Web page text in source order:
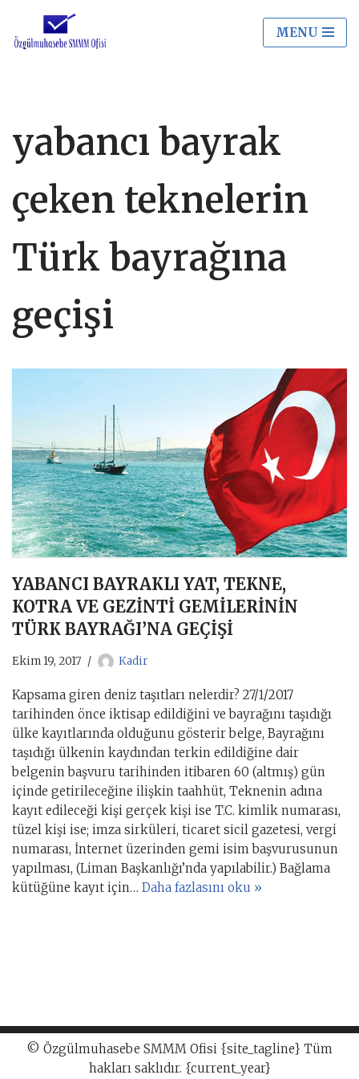
İçeriğe
MENU
yabancı bayrak
çeken teknelerin
Türk bayrağına
geçişi
YABANCI BAYRAKLI YAT, TEKNE,
KOTRA VE GEZİNTİ GEMİLERİNİN
TÜRK BAYRAĞI’NA GEÇİŞİ
Ekim 19, 2017 Kadir
Kapsama giren deniz taşıtları nelerdir? 27/1/2017
tarihinden önce iktisap edildiğini ve bayrağını taşıdığı
ülke kayıtlarında olduğunu gösterir belge, Bayrağını
taşıdığı ülkenin kaydından terkin edildiğine dair
belgenin başvuru tarihinden itibaren 60 (altmış) gün
içinde getirileceğine ilişkin taahhüt, Teknenin adına
kayıt edileceği kişi gerçek kişi ise T.C. kimlik numarası,
tüzel kişi ise; imza sirküleri, ticaret sicil gazetesi, vergi
numarası, İnternet üzerinden gemi isim başvurusunun
yapılması, (Liman Başkanlığı’nda yapılabilir.) Bağlama
kütüğüne kayıt için… Daha fazlasını oku »
© Özgülmuhasebe SMMM Ofisi {site_tagline} Tüm
hakları saklıdır. {current_year}